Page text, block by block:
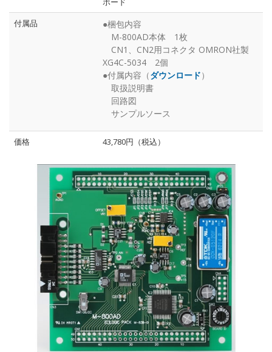
付属品
●梱包内容
M-800AD本体 1枚
CN1、CN2用コネクタ OMRON社製
XG4C-5034 2個
●付属内容（ダウンロード）
取扱説明書
回路図
サンプルソース
価格 43,780円（税込）